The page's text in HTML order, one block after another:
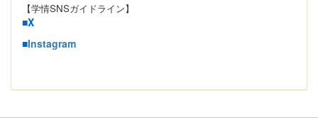
【学情SNSガイドライン】
■X
■Instagram